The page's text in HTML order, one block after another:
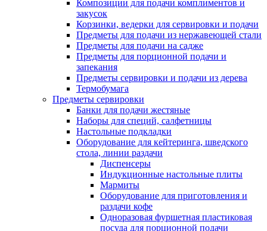
Композиции для подачи комплиментов и
закусок
Корзинки, ведерки для сервировки и подачи
Предметы для подачи из нержавеющей стали
Предметы для подачи на садже
Предметы для порционной подачи и
запекания
Предметы сервировки и подачи из дерева
Термобумага
Предметы сервировки
Банки для подачи жестяные
Наборы для специй, салфетницы
Настольные подкладки
Оборудование для кейтеринга, шведского
стола, линии раздачи
Диспенсеры
Индукционные настольные плиты
Мармиты
Оборудование для приготовления и
раздачи кофе
Одноразовая фуршетная пластиковая
посуда для порционной подачи